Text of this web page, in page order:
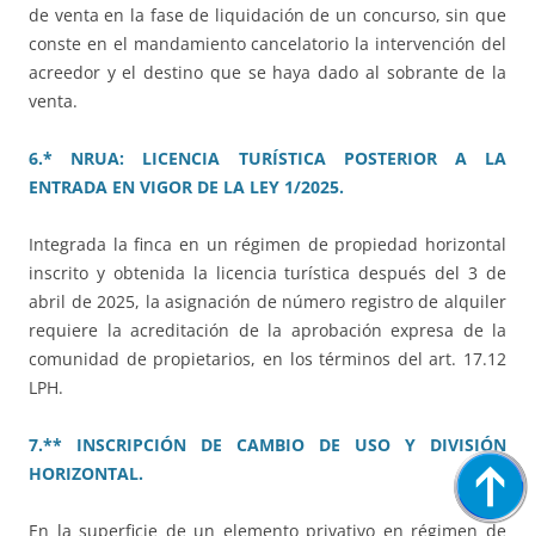
de venta en la fase de liquidación de un concurso, sin que
conste en el mandamiento cancelatorio la intervención del
acreedor y el destino que se haya dado al sobrante de la
venta.
6.* NRUA: LICENCIA TURÍSTICA POSTERIOR A LA
ENTRADA EN VIGOR DE LA LEY 1/2025.
Integrada la finca en un régimen de propiedad horizontal
inscrito y obtenida la licencia turística después del 3 de
abril de 2025, la asignación de número registro de alquiler
requiere la acreditación de la aprobación expresa de la
comunidad de propietarios, en los términos del art. 17.12
LPH.
7.** INSCRIPCIÓN DE CAMBIO DE USO Y DIVISIÓN
HORIZONTAL.
En la superficie de un elemento privativo en régimen de